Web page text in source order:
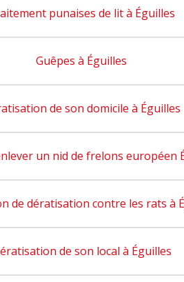
punaises de lit à Éguilles
Guêpes à Éguilles
de son domicile à Éguilles
un nid de frelons européen
de dératisation contre les rats à
de son local à Éguilles